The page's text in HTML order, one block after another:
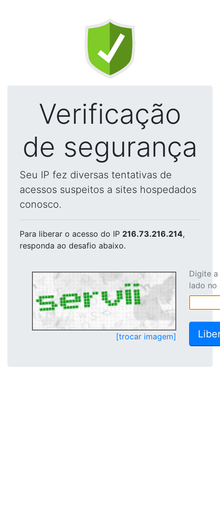
Verificação
de segurança
Seu IP fez diversas tentativas de
acessos suspeitos a sites hospedados
conosco.
Para liberar o acesso do IP 216.73.216.214,
responda ao desafio abaixo.
[trocar imagem]
Digite
lado no